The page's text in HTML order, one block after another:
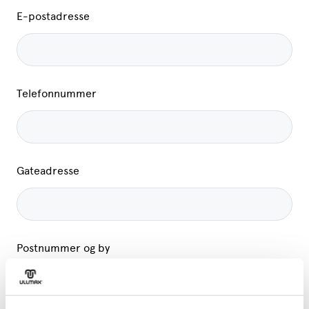
E-postadresse
Telefonnummer
Gateadresse
Postnummer og by